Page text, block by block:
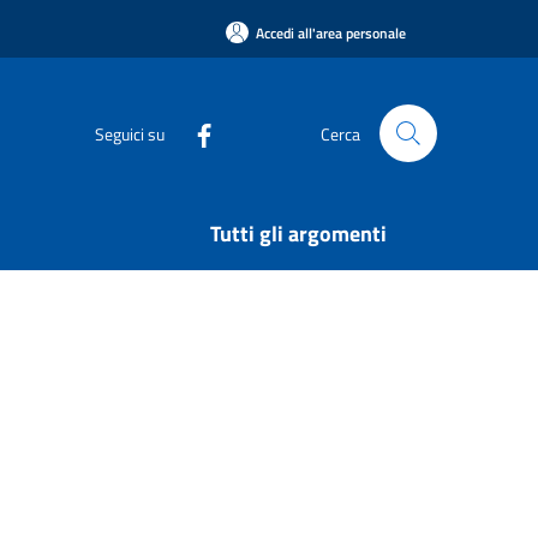
Accedi all'area personale
Seguici su Cerca
Tutti gli argomenti